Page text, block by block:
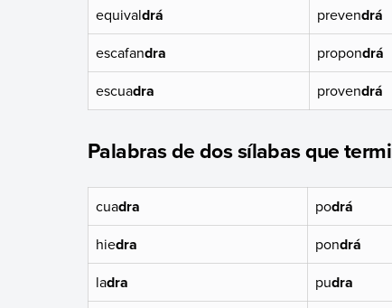
equivaldrá prevendrá
escafandra propondrá
escuadra provendrá
Palabras de dos sílabas que
cuadra podrá
hiedra pondrá
ladra pudra